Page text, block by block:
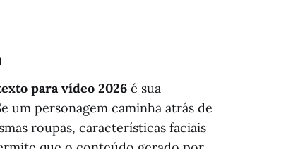
para vídeo 2026 é sua
um personagem caminha atrás de
roupas, características faciais